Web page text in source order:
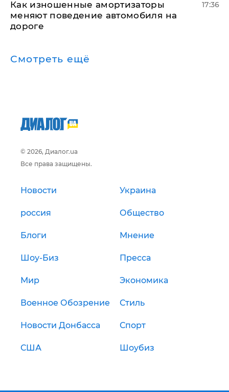
Как изношенные амортизаторы
меняют поведение автомобиля на
дороге
17:36
Смотреть ещё
© 2026, Диалог.ua
Все права защищены.
Новости Украина
россия Общество
Блоги Мнение
Шоу-Биз Пресса
Мир Экономика
Военное Обозрение Стиль
Новости Донбасса Спорт
США Шоубиз